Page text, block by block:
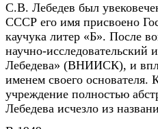
С.В. Лебедев был
СССР его имя присвоено
каучука литер «Б». После
научно-исследовательский
Лебедева» (ВНИИСК), и
именем своего основателя.
учреждение полностью
Лебедева исчезло из